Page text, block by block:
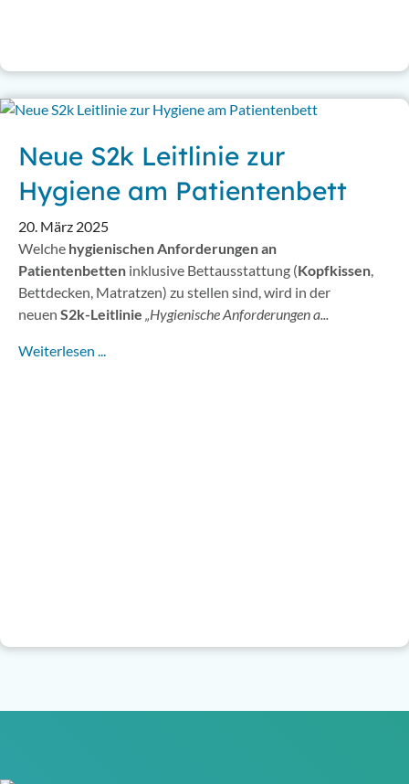
Neue S2k Leitlinie zur
Hygiene am Patientenbett
20. März 2025
Welche hygienischen Anforderungen an
Patientenbetten inklusive Bettausstattung (Kopfkissen
Bettdecken, Matratzen) zu stellen sind, wird in der
neuen S2k-Leitlinie „Hygienische Anforderungen a...
Weiterlesen ...